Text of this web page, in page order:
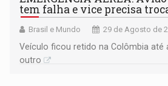
tem falha e vice precisa
Brasil e Mundo 29 de Agosto de
Veículo ficou retido na Colômbia até
outro